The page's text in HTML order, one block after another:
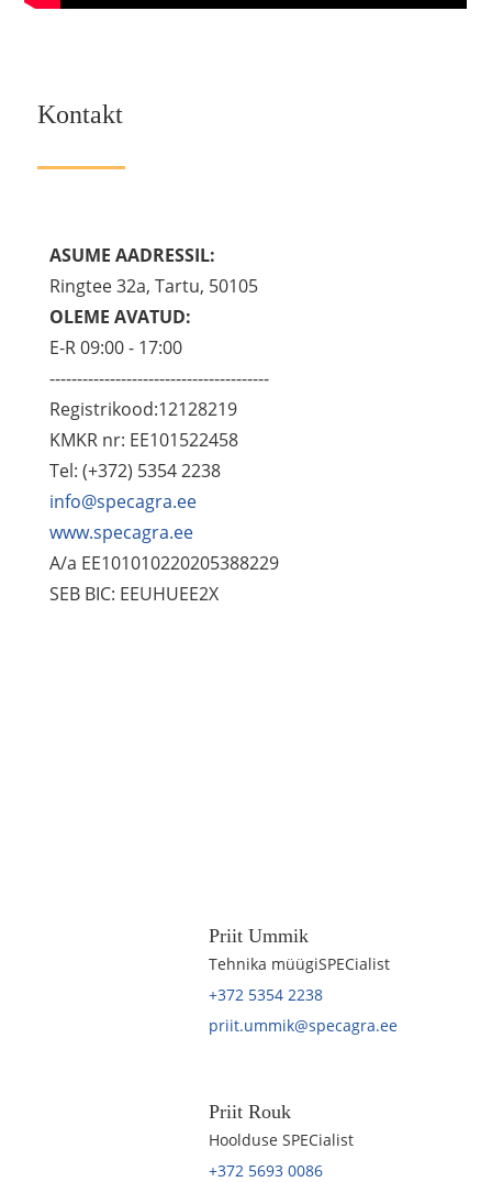
Kontakt
ASUME AADRESSIL:
Ringtee 32a, Tartu, 50105
OLEME AVATUD:
E-R 09:00 - 17:00
----------------------------------------
Registrikood:12128219
KMKR nr: EE101522458
Tel: (+372) 5354 2238
info@specagra.ee
www.specagra.ee
A/a EE101010220205388229
SEB BIC: EEUHUEE2X
Priit Ummik
Tehnika müügiSPECialist
+372 5354 2238
priit.ummik@specagra.ee
Priit Rouk
Hoolduse SPECialist
+372 5693 0086